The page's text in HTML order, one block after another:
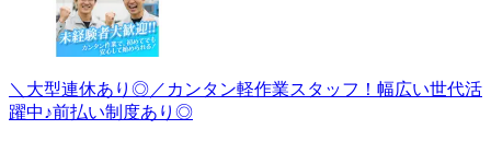
＼大型連休あり◎／カンタン軽作業スタッフ！幅広い世代活
躍中♪前払い制度あり◎